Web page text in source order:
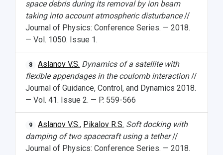
space debris during its removal by ion beam
taking into account atmospheric disturbance//
Journal of Physics: Conference Series. — 2018.
— Vol. 1050. Issue 1.
8 Aslanov V.S. Dynamics of a satellite with
flexible appendages in the coulomb interaction//
Journal of Guidance, Control, and Dynamics 2018.
— Vol. 41. Issue 2. — P. 559-566
9 Aslanov V.S., Pikalov R.S. Soft docking with
damping of two spacecraft using a tether//
Journal of Physics: Conference Series. — 2018.